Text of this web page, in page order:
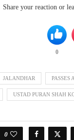
Share your reaction or
0
JALANDHAR PASSES
USTAD PURAN SHAH
0